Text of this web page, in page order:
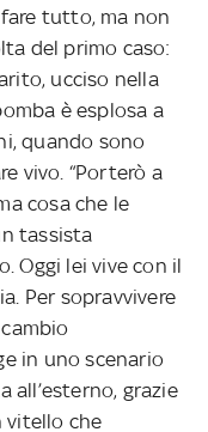
tutto, ma non
del primo caso:
ucciso nella
è esplosa a
quando sono
vivo. “Porterò a
cosa che le
tassista
Oggi lei vive con il
Per sopravvivere
in uno scenario
all’esterno, grazie
vitello che